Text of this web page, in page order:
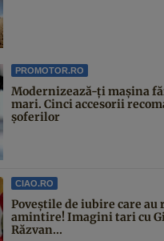
PROMOTOR.RO
Modernizează-ți mașina
mari. Cinci accesorii
șoferilor
CIAO.RO
Poveştile de iubire care au
amintire! Imagini tari cu
Răzvan...